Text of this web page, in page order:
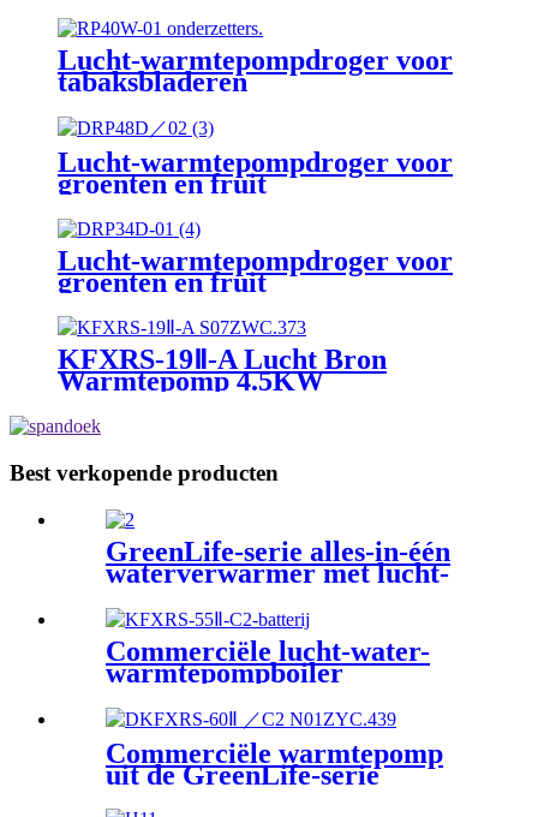
Lucht-warmtepompdroger voor
tabaksbladeren
Lucht-warmtepompdroger voor
groenten en fruit
Lucht-warmtepompdroger voor
groenten en fruit
KFXRS-19Ⅱ-A Lucht Bron
Warmtepomp 4.5KW
Zwembad Verwarming
Best verkopende producten
GreenLife-serie alles-in-één
waterverwarmer met lucht-
Commerciële lucht-water-
warmtepompboiler
Commerciële warmtepomp
uit de GreenLife-serie